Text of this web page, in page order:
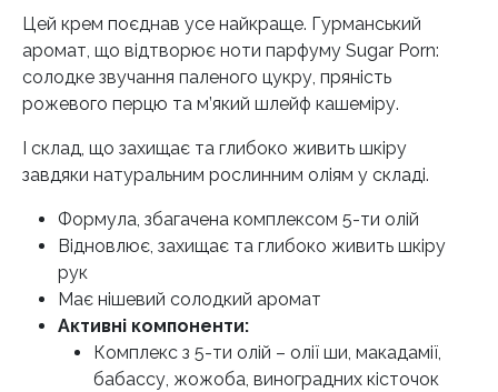
Цей крем поєднав усе найкраще. Гурманський
аромат, що відтворює ноти парфуму Sugar Porn:
солодке звучання паленого цукру, пряність
рожевого перцю та м’який шлейф кашеміру.
І склад, що захищає та глибоко живить шкіру
завдяки натуральним рослинним оліям у складі.
Формула, збагачена комплексом 5-ти олій
Відновлює, захищає та глибоко живить шкіру
рук
Має нішевий солодкий аромат
Активні компоненти:
Комплекс з 5-ти олій – олії ши, макадамії,
бабассу, жожоба, виноградних кісточок